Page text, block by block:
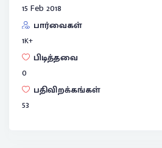
15 Feb 2018
பார்வைகள்
1K+
பிடித்தவை
0
பதிவிறக்கங்கள்
53